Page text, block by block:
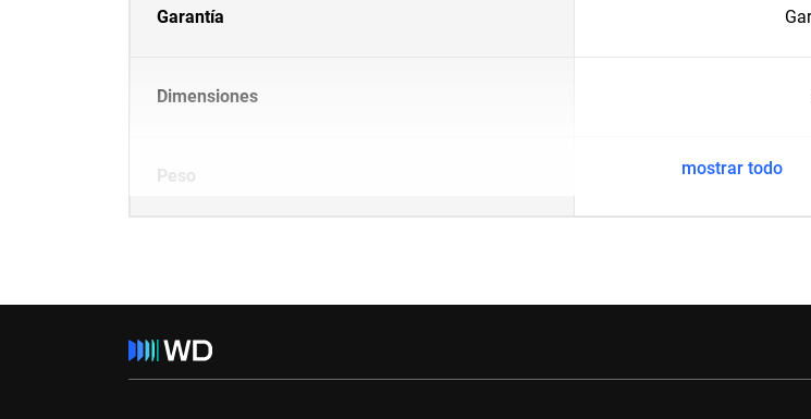
Garantía
Dimensiones
Peso mostrar todo